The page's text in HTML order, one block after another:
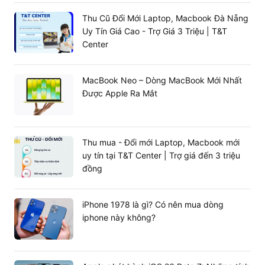
Hỗ trợ toàn diện AMD Ryzen 7000, 8000 và
9000 Series
Sử dụng Socket AM5, bo mạch chủ đem lại vòng đời sản
phẩm lâu dài, đảm bảo khả năng B650M chạy Ryzen
9000 cũng như thế hệ tiếp theo. Thiết bị vận hành ổn
định từ Ryzen 5 7500F, Ryzen 8000 Series đến Ryzen 7
7800X3D.
Thu Cũ Đổi Mới Laptop, Macbook Đà Nẵng
Uy Tín Giá Cao - Trợ Giá 3 Triệu | T&T
Center
MacBook Neo – Dòng MacBook Mới Nhất
Được Apple Ra Mắt
Thu mua - Đổi mới Laptop, Macbook mới
uy tín tại T&T Center | Trợ giá đến 3 triệu
đồng
iPhone 1978 là gì? Có nên mua dòng
iphone này không?